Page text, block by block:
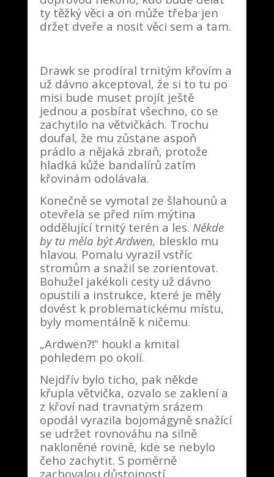
ty těžký věci a on může třeba jen
držet dveře a nosit věci sem a tam.
Drawk se prodíral trnitým křovím a
už dávno akceptoval, že si to tu po
misi bude muset projít ještě
jednou a posbírat všechno, co se
zachytilo na větvičkách. Trochu
doufal, že mu zůstane aspoň
prádlo a nějaká zbraň, protože
hladká kůže bandalírů zatím
křovinám odolávala.
Konečně se vymotal ze šlahounů a
otevřela se před ním mýtina
oddělující trnitý terén a les. Někde
by tu měla být Ardwen, blesklo mu
hlavou. Pomalu vyrazil vstříc
stromům a snažil se zorientovat.
Bohužel jakékoli cesty už dávno
opustili a instrukce, které je měly
dovést k problematickému místu,
byly momentálně k ničemu.
„Ardwen?!“ houkl a kmital
pohledem po okolí.
Nejdřív bylo ticho, pak někde
křupla větvička, ozvalo se zaklení a
z křoví nad travnatým srázem
opodál vyrazila bojomágyně snažící
se udržet rovnováhu na silně
nakloněné rovině, kde se nebylo
čeho zachytit. S poměrně
zachovalou důstojností